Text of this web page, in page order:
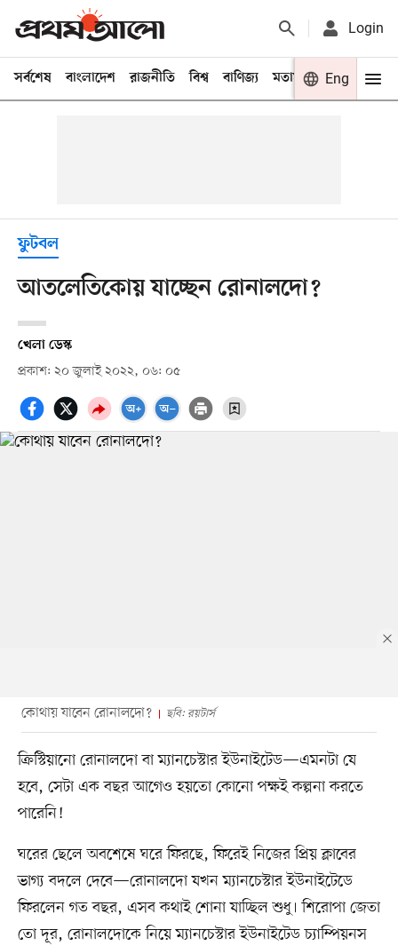
Login
সর্বশেষ বাংলাদেশ রাজনীতি বিশ্ব বাণিজ্য মতামত খেলা
Eng
ফুটবল
আতলেতিকোয় যাচ্ছেন রোনালদো?
খেলা ডেস্ক
প্রকাশ: ২০ জুলাই ২০২২, ০৬: ০৫
কোথায় যাবেন রোনালদো? ছবি: রয়টার্স
ক্রিস্টিয়ানো রোনালদো বা ম্যানচেস্টার ইউনাইটেড—এমনটা যে
হবে, সেটা এক বছর আগেও হয়তো কোনো পক্ষই কল্পনা করতে
পারেনি!
ঘরের ছেলে অবশেষে ঘরে ফিরছে, ফিরেই নিজের প্রিয় ক্লাবের
ভাগ্য বদলে দেবে—রোনালদো যখন ম্যানচেস্টার ইউনাইটেডে
ফিরলেন গত বছর, এসব কথাই শোনা যাচ্ছিল শুধু। শিরোপা জেতা
তো দূর, রোনালদোকে নিয়ে ম্যানচেস্টার ইউনাইটেড চ্যাম্পিয়নস